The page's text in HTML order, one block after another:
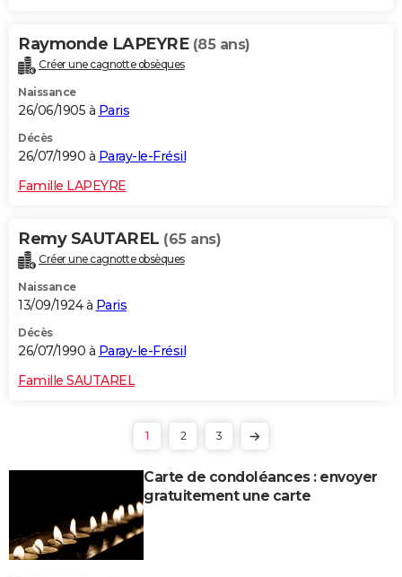
Raymonde LAPEYRE (85 ans)
Créer une cagnotte obsèques
Naissance
26/06/1905 à Paris
Décès
26/07/1990 à Paray-le-Frésil
Famille LAPEYRE
Remy SAUTAREL (65 ans)
Créer une cagnotte obsèques
Naissance
13/09/1924 à Paris
Décès
26/07/1990 à Paray-le-Frésil
Famille SAUTAREL
1 2 3
Carte de condoléances : envoyer
gratuitement une carte